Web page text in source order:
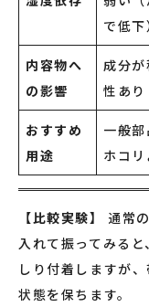
で低下
内容物へ
の影響
成分
性あり
おすすめ
用途
一般
ホコリ
【比較実験】
通常
入れて振ってみる
しり付着しますが
状態を保ちます。